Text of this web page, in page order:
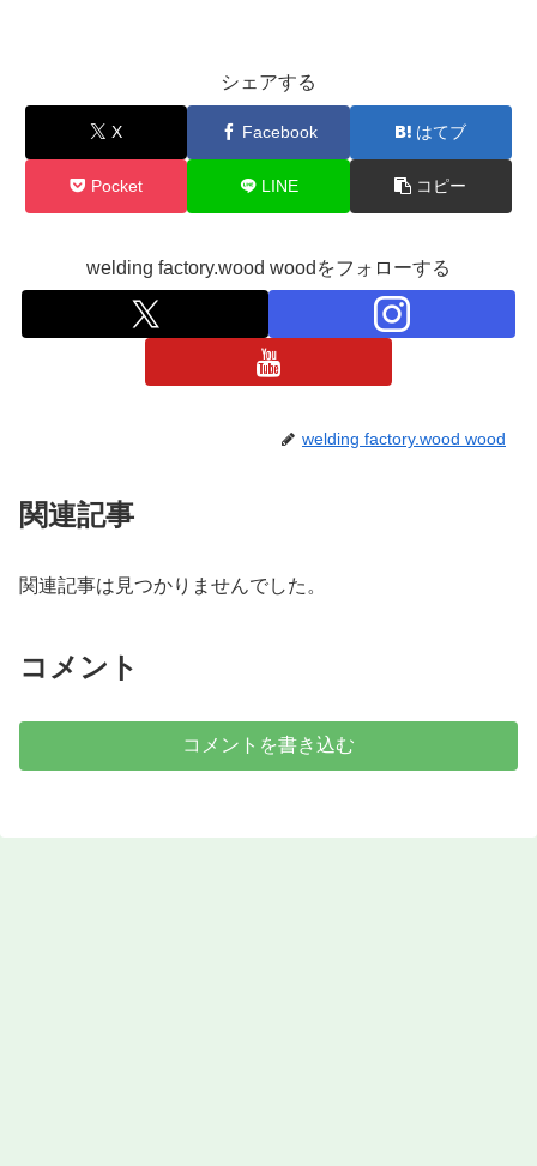
シェアする
X Facebook はてブ
Pocket LINE コピー
welding factory.wood woodをフォローする
welding factory.wood wood
関連記事
関連記事は見つかりませんでした。
コメント
コメントを書き込む